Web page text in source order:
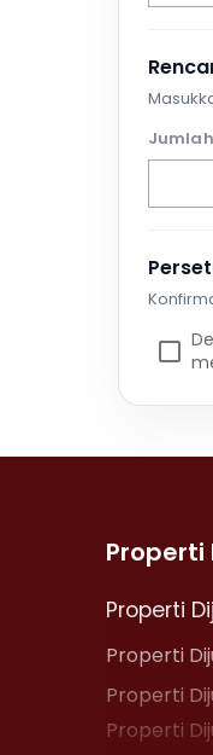
Jumlah
Properti
Properti
Properti
Properti
Properti